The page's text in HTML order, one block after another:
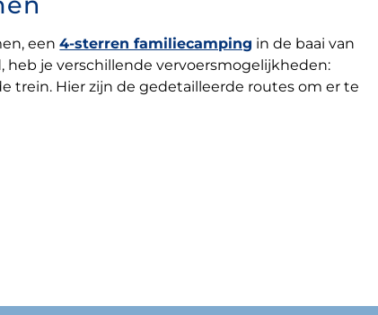
een4-sterren familiecamping in de baai van
je verschillende vervoersmogelijkheden:
trein. Hier zijn de gedetailleerde routes om er te